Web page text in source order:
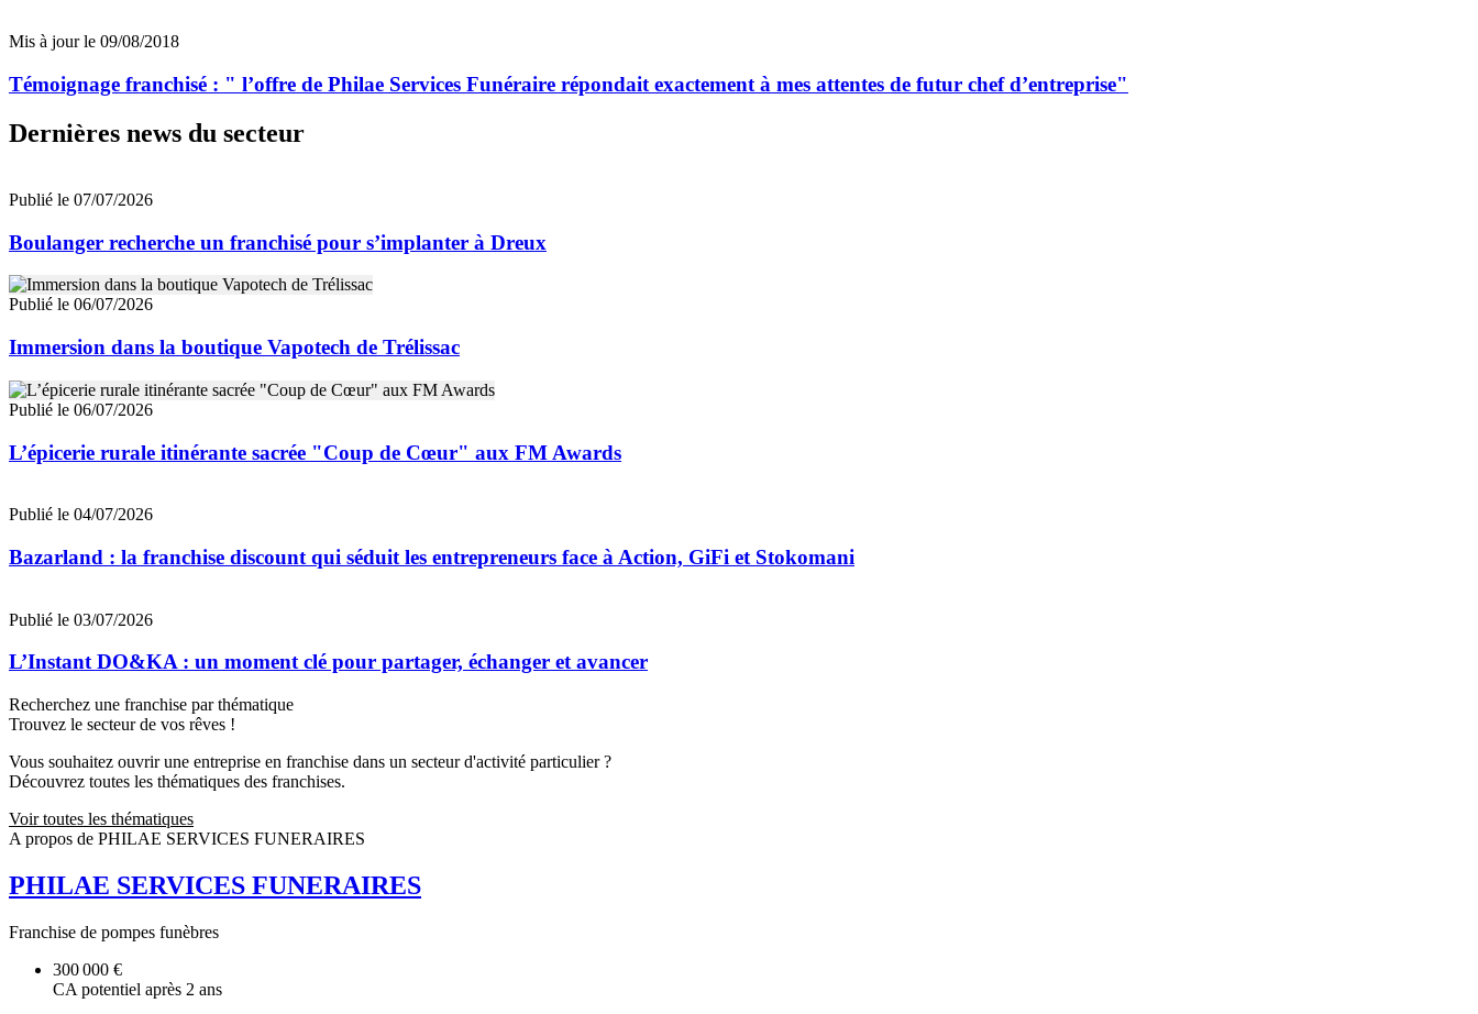
Mis à jour le 09/08/2018
Témoignage franchisé : " l’offre de Philae Services Funéraire répondait exactement à mes attentes de futur chef d’entreprise"
Dernières news du secteur
Publié le 07/07/2026
Boulanger recherche un franchisé pour s’implanter à Dreux
Publié le 06/07/2026
Immersion dans la boutique Vapotech de Trélissac
Publié le 06/07/2026
L’épicerie rurale itinérante sacrée "Coup de Cœur" aux FM Awards
Publié le 04/07/2026
Bazarland : la franchise discount qui séduit les entrepreneurs face à Action, GiFi et Stokomani
Publié le 03/07/2026
L’Instant DO&KA : un moment clé pour partager, échanger et avancer
Recherchez une franchise par thématique
Trouvez le secteur de vos rêves !
Vous souhaitez ouvrir une entreprise en franchise dans un secteur d'activité particulier ?
Découvrez toutes les thématiques des franchises.
Voir toutes les thématiques
A propos de PHILAE SERVICES FUNERAIRES
PHILAE SERVICES FUNERAIRES
Franchise de pompes funèbres
300 000 €
CA potentiel après 2 ans